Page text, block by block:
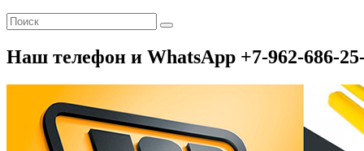
Наш телефон и WhatsApp +7-962-686-